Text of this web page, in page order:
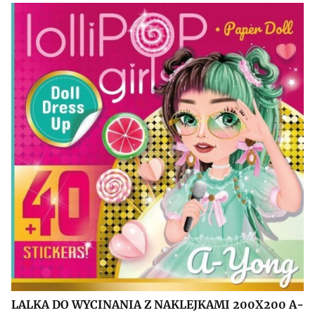
LALKA DO WYCINANIA Z NAKLEJKAMI 200X200 A-